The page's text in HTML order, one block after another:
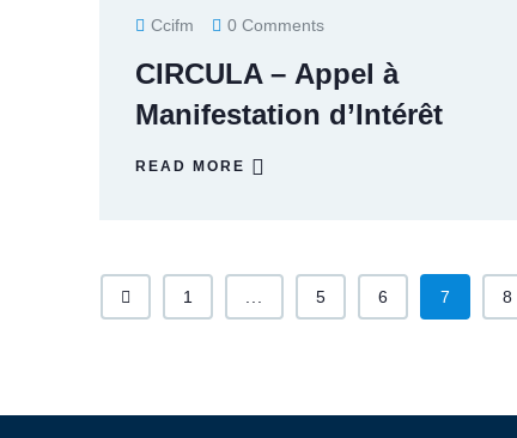
Ccifm 0 Comments
CIRCULA – Appel à
Manifestation d’Intérêt
READ MORE
1 ... 5 6 7 8